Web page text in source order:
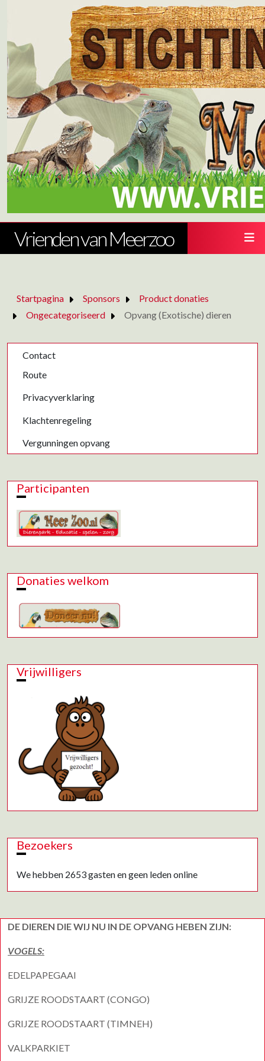
Vrienden van Meerzoo
Startpagina Sponsors
Product donaties
Ongecategoriseerd
Opvang (Exotische) dieren
Contact
Route
Privacyverklaring
Klachtenregeling
Vergunningen opvang
Participanten
Donaties welkom
Vrijwilligers
Bezoekers
We hebben 2653 gasten en geen leden online
DE DIEREN DIE WIJ NU IN DE OPVANG HEBEN ZIJN:
VOGELS:
EDELPAPEGAAI
GRIJZE ROODSTAART (CONGO)
GRIJZE ROODSTAART (TIMNEH)
VALKPARKIET